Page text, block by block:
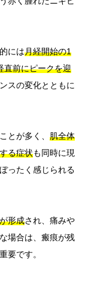
には月経開始の1
直前にピークを迎
スの変化とともに
とが多く、 肌全体
る症状も同時に現
ったく感じられる
形成され、痛みや
場合は、瘢痕が残
要です。